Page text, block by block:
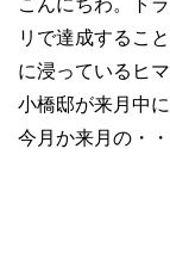
リで達成するこ
に浸っているヒ
小橋邸が来月中
今月か来月の・・